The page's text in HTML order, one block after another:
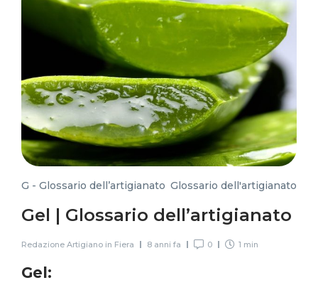
G - Glossario dell’artigianato Glossario dell'artigianato
Gel | Glossario dell’artigianato
Redazione Artigiano in Fiera 8 anni fa 0 1 min
Gel: